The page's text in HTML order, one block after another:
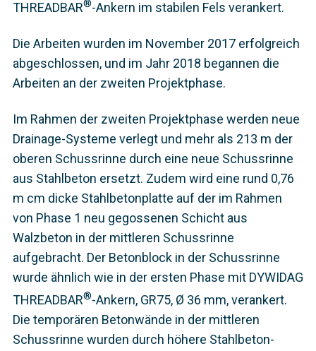
THREADBAR®-Ankern im stabilen Fels verankert.
Die Arbeiten wurden im November 2017 erfolgreich
abgeschlossen, und im Jahr 2018 begannen die
Arbeiten an der zweiten Projektphase.
Im Rahmen der zweiten Projektphase werden neue
Drainage-Systeme verlegt und mehr als 213 m der
oberen Schussrinne durch eine neue Schussrinne
aus Stahlbeton ersetzt. Zudem wird eine rund 0,76
m cm dicke Stahlbetonplatte auf der im Rahmen
von Phase 1 neu gegossenen Schicht aus
Walzbeton in der mittleren Schussrinne
aufgebracht. Der Betonblock in der Schussrinne
wurde ähnlich wie in der ersten Phase mit DYWIDAG
THREADBAR®-Ankern, GR75, Ø 36 mm, verankert.
Die temporären Betonwände in der mittleren
Schussrinne wurden durch höhere Stahlbeton-